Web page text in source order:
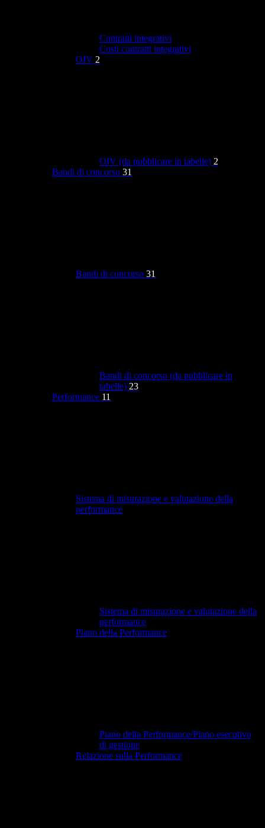
Contratti integrativi
Costi contratti integrativi
OIV 2
OIV (da pubblicare in tabelle) 2
Bandi di concorso 31
Bandi di concorso 31
Bandi di concorso (da pubblicare in
tabelle) 23
Performance 11
Sistema di misurazione e valutazione della
performance
Sistema di misurazione e valutazione della
performance
Piano della Performance
Piano della Performance/Piano esecutivo
di gestione
Relazione sulla Performance